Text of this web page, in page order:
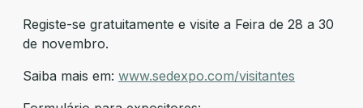
Registe-se gratuitamente e visite a Feira de 28 a 30
de novembro.
Saiba mais em: www.sedexpo.com/visitantes